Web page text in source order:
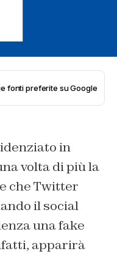
fonti preferite su Google
in
volta di più la
che Twitter
il social
una fake
apparirà